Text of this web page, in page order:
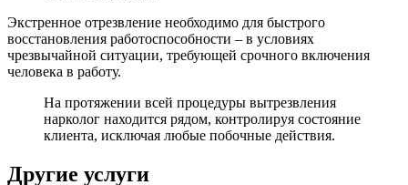
Экстренное отрезвление необходимо для быстрого
восстановления работоспособности – в условиях
чрезвычайной ситуации, требующей срочного включения
человека в работу.
На протяжении всей процедуры вытрезвления
нарколог находится рядом, контролируя состояние
клиента, исключая любые побочные действия.
Другие услуги